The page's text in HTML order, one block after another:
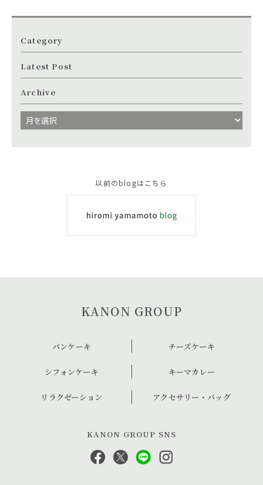
Category
Latest Post
Archive
以前のblogはこちら
KANON GROUP
パンケーキ チーズケーキ
シフォンケーキ キーマカレー
リラクゼーション アクセサリー・バッグ
KANON GROUP SNS